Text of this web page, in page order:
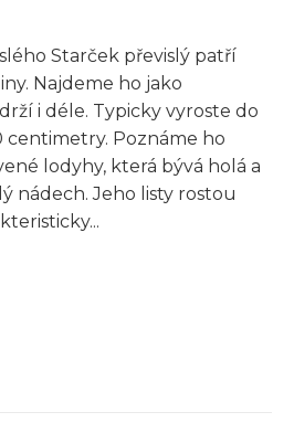
Starček převislý patří
Najdeme ho jako
i déle. Typicky vyroste do
centimetry. Poznáme ho
lodyhy, která bývá holá a
nádech. Jeho listy rostou